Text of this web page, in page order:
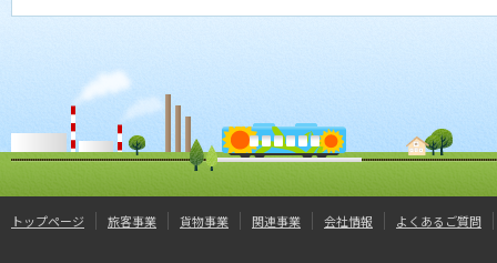
トップページ 旅客事業 貨物事業 関連事業 会社情報 よくあるご質問